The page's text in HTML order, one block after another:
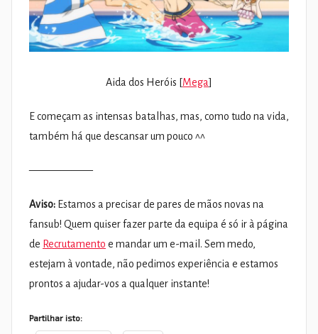
Aida dos Heróis [Mega]
E começam as intensas batalhas, mas, como tudo na vida,
também há que descansar um pouco ^^
——————
Aviso: Estamos a precisar de pares de mãos novas na
fansub! Quem quiser fazer parte da equipa é só ir à página
de Recrutamento e mandar um e-mail. Sem medo,
estejam à vontade, não pedimos experiência e estamos
prontos a ajudar-vos a qualquer instante!
Partilhar isto: